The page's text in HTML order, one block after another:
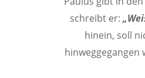
schreibt er:
hinein, soll
hinweggegangen